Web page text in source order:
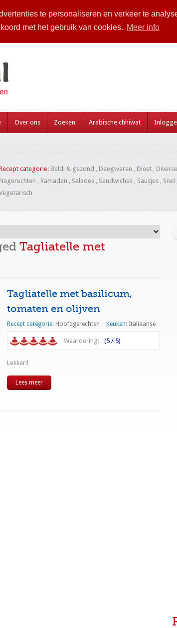
te personaliseren en verkeer te
met het gebruik van cookies. Meer info
Over ons Zoeken Arabische chhiwat
categorie: Beldi & gezond , Deegwaren , Dieet ,
Nagerechten , Ramadan , Salades , Sandwiches , Sausjes , Snel
Tagliatelle met
Tagliatelle met basilicum,
tomaten en olijven
Recept categorie: Hoofdgerechten Keuken: Italiaanse
Waardering: (5 / 5)
Lekker!!
Lees meer